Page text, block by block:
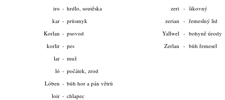
iro - hrdlo, soutěska zeri - šikovný
kar - průsmyk zerian - řemeslný lid
Korlan - psovod Yallwel - bohyně úrody
korlir - pes Zerlan - bůh řemesel
lar - muž
ló - počátek, zrod
Lóben - bůh hor a pán větrů
loir - chlapec